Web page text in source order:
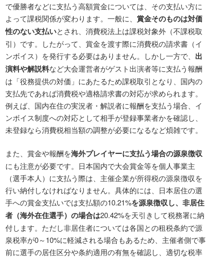
で優勝者などに支払う高額賞金については、その支払い方に
よって課税関係が変わります。一般に、 賞金そのものは対価
性のない支払いとされ、消費税法上は課税対象外（不課税取
引）です。したがって、賞金を渡す際に消費税の請求書（イ
ンボイス）を発行する必要はありません。しかし一方で、 出
演料や解説料など大会運営者がゲスト出演者等に支払う報酬
は「役務提供の対価」にあたるため課税取引となり、国内の
支払先であれば消費税や適格請求書の対応が求められます。
例えば、国内在住の実況者・解説者に報酬を支払う場合、イ
ンボイス制度への対応として相手が登録事業者かを確認し、
未登録なら消費税相当額の調整が必要になるなど煩雑です。
また、賞金や報酬を海外プレイヤーに支払う場合の源泉徴収
にも注意が必要です。日本国内で大会賞金等を個人事業主
（選手本人）に支払う際は、主催企業が所得税の源泉徴収を
行い納付しなければなりません。具体的には、日本居住の選
手への賞金支払いでは支払額の10.21%を源泉徴収し、非居住
者（海外在住選手）の場合は20.42%を天引きして税務署に納
付します。ただし非居住者については各国との租税条約で源
泉税率が0～10%に軽減される場合もあるため、主催者側で事
前に選手の居住区分や条約適用の有無を確認し、適切な税率